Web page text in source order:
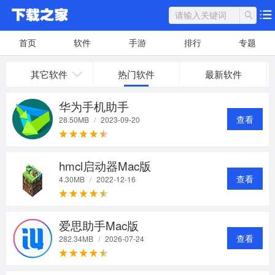
首页 软件 手游 排行 专题
其它软件 热门软件 最新软件
华为手机助手
28.50MB / 2023-09-20 查看
hmcl启动器Mac版
4.30MB / 2022-12-16 查看
爱思助手Mac版
282.34MB / 2026-07-24 查看